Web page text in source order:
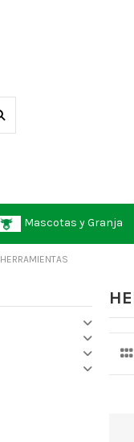
Mascotas y Granja
HERRAMIENTAS